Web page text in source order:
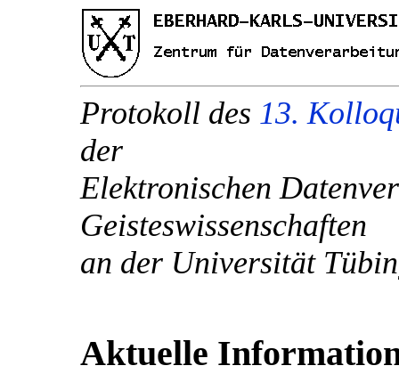
Protokoll des 13.
der
Elektronischen
Geisteswissenschaften
an der Universität
Aktuelle